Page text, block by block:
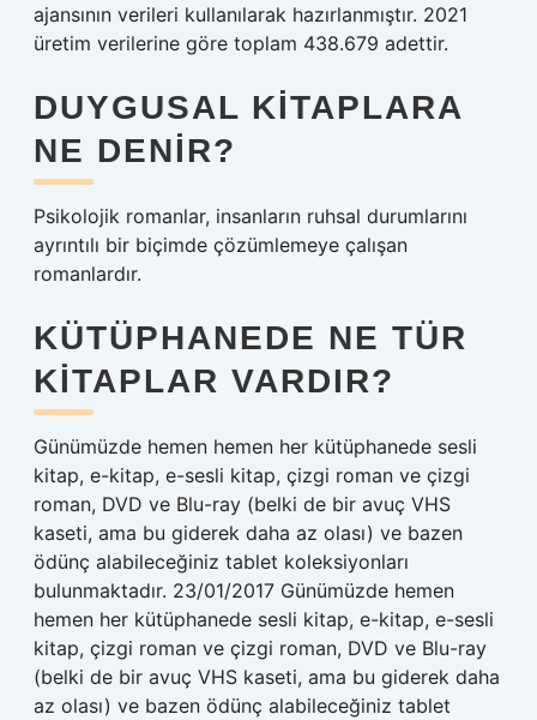
ajansının verileri kullanılarak hazırlanmıştır. 2021
üretim verilerine göre toplam 438.679 adettir.
DUYGUSAL KITAPLARA
NE DENIR?
Psikolojik romanlar, insanların ruhsal durumlarını
ayrıntılı bir biçimde çözümlemeye çalışan
romanlardır.
KÜTÜPHANEDE NE TÜR
KITAPLAR VARDIR?
Günümüzde hemen hemen her kütüphanede sesli
kitap, e-kitap, e-sesli kitap, çizgi roman ve çizgi
roman, DVD ve Blu-ray (belki de bir avuç VHS
kaseti, ama bu giderek daha az olası) ve bazen
ödünç alabileceğiniz tablet koleksiyonları
bulunmaktadır. 23/01/2017 Günümüzde hemen
hemen her kütüphanede sesli kitap, e-kitap, e-sesli
kitap, çizgi roman ve çizgi roman, DVD ve Blu-ray
(belki de bir avuç VHS kaseti, ama bu giderek daha
az olası) ve bazen ödünç alabileceğiniz tablet